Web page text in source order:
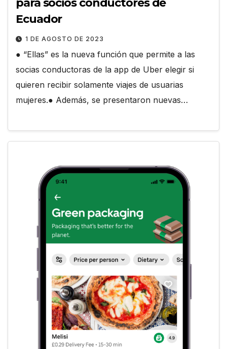
Ecuador
1 DE AGOSTO DE 2023
● “Ellas” es la nueva función que permite a las
socias conductoras de la app de Uber elegir si
quieren recibir solamente viajes de usuarias
mujeres.● Además, se presentaron nuevas…